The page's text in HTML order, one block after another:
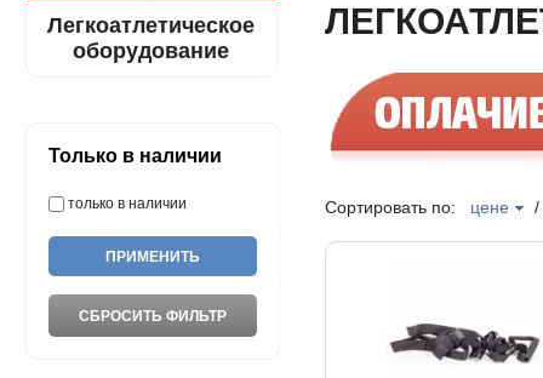
Легкоатлетическое
оборудование
Только в наличии
только в наличии Сортировать по: цене